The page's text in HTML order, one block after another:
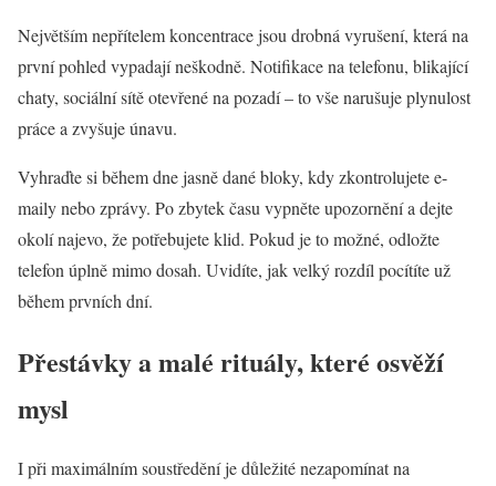
Největším nepřítelem koncentrace jsou drobná vyrušení, která na
první pohled vypadají neškodně. Notifikace na telefonu, blikající
chaty, sociální sítě otevřené na pozadí – to vše narušuje plynulost
práce a zvyšuje únavu.
Vyhraďte si během dne jasně dané bloky, kdy zkontrolujete e-
maily nebo zprávy. Po zbytek času vypněte upozornění a dejte
okolí najevo, že potřebujete klid. Pokud je to možné, odložte
telefon úplně mimo dosah. Uvidíte, jak velký rozdíl pocítíte už
během prvních dní.
Přestávky a malé rituály, které osvěží
mysl
I při maximálním soustředění je důležité nezapomínat na